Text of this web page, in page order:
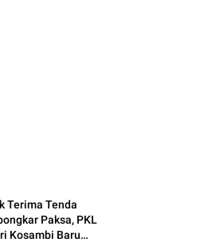
Terima Tenda
Paksa, PKL
Kosambi Baru